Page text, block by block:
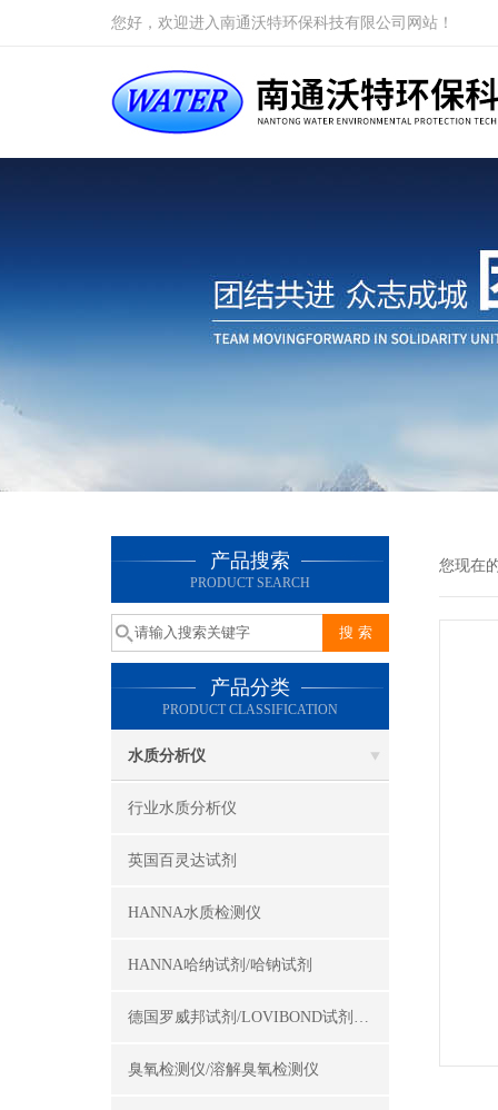
您好，欢迎进入南通沃特环保科技有限公司网站！
产品搜索
PRODUCT SEARCH
产品分类
PRODUCT CLASSIFICATION
水质分析仪
行业水质分析仪
英国百灵达试剂
HANNA水质检测仪
HANNA哈纳试剂/哈钠试剂
德国罗威邦试剂/LOVIBOND试剂/罗威邦试剂
臭氧检测仪/溶解臭氧检测仪
您现在